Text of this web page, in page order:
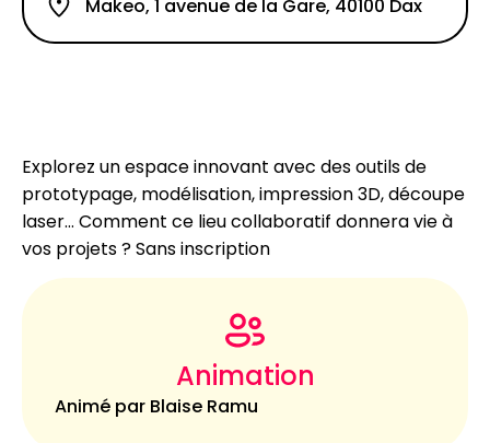
Makeo, 1 avenue de la Gare, 40100 Dax
Explorez un espace innovant avec des outils de
prototypage, modélisation, impression 3D, découpe
laser… Comment ce lieu collaboratif donnera vie à
vos projets ? Sans inscription
Animation
Animé par Blaise Ramu